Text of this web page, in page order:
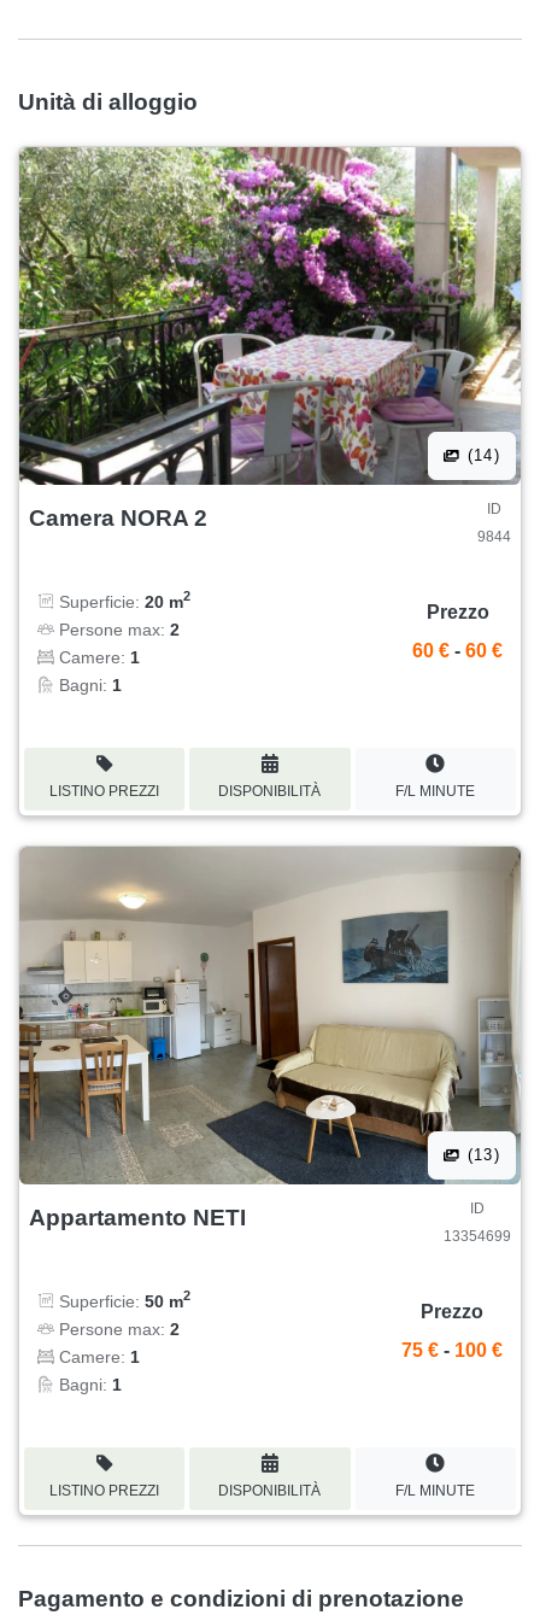
di connessione Wi-Fi gratuita e parcheggio gratuito nel
cortile della casa, così potrete lasciare l&#39;auto nel
cortile e raggiungere comodamente la spiaggia o il centro
a piedi, evitando così costi aggiuntivi di parcheggio. I
padroni di casa sono persone ospitali, tranquille e discrete,
a vostra disposizione per qualsiasi richiesta di informazioni
e per scoprire le migliori offerte della città di Rovigno e dei
suoi dintorni. Ogni ospite è speciale per noi e ci
impegniamo a fargli sentire a proprio agio durante il suo
soggiorno. I nostri ospiti fedeli, che ci accompagnano da
oltre 30 anni, ci dimostrano che ci siamo riusciti. Grazie per
aver reso possibile tutto questo!
Unità di alloggio
(14)
Camera NORA 2
ID
9844
Superficie: 20 m2
Persone max: 2
Camere: 1
Bagni: 1
Prezzo
60 € - 60 €
LISTINO PREZZI DISPONIBILITÀ F/L MINUTE
(13)
Appartamento NETI
ID
13354699
Superficie: 50 m2
Persone max: 2
Camere: 1
Bagni: 1
Prezzo
75 € - 100 €
LISTINO PREZZI DISPONIBILITÀ F/L MINUTE
Pagamento e condizioni di prenotazione